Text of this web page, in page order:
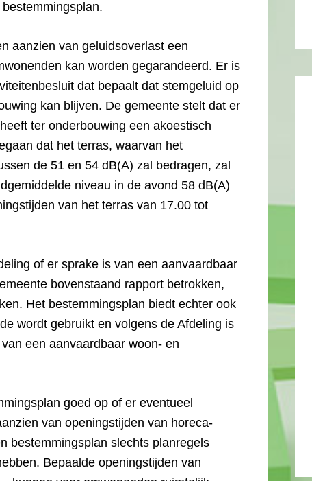
aanzien van geluidsoverlast een
kan worden gegarandeerd. Er is
dat bepaalt dat stemgeluid op
kan blijven. De gemeente stelt dat er
ter onderbouwing een akoestisch
dat het terras, waarvan het
de 51 en 54 dB(A) zal bedragen, zal
niveau in de avond 58 dB(A)
van het terras van 17.00 tot
of er sprake is van een aanvaardbaar
bovenstaand rapport betrokken,
Het bestemmingsplan biedt echter ook
wordt gebruikt en volgens de Afdeling is
een aanvaardbaar woon- en
goed op of er eventueel
van openingstijden van horeca-
bestemmingsplan slechts planregels
Bepaalde openingstijden van